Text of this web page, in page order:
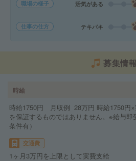
職場の様子 活気がある
仕事の仕方 テキパキ
募集情報
時給
時給1750円 月収例 28万円 時給1750円
を保証するものではありません。※給与
条件有）
交通費
1ヶ月3万円を上限として実費支給